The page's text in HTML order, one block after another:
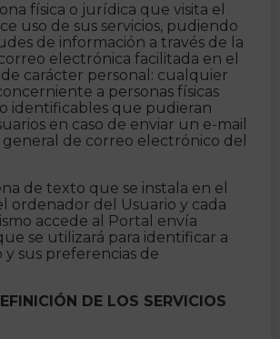
física o jurídica que visita el
uso de sus servicios, pudiendo
de información a través de la
electrónica facilitada en el
carácter personal: cualquier
a personas físicas
identificables que pudieran
en caso de enviar un e-mail
general de correo electrónico del
de texto que se instala en el
ordenador del Usuario y cada
accede al Portal envía
se utilizará para identificar a
y sus preferencias de
DE LOS SERVICIOS